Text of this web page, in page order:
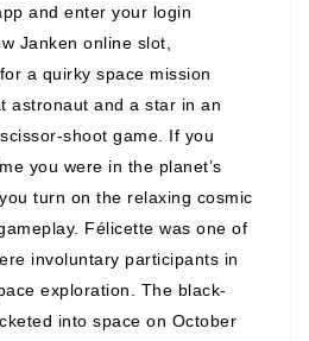
and enter your login
Janken online slot,
a quirky space mission
astronaut and a star in an
shoot game. If you
you were in the planet’s
turn on the relaxing cosmic
Félicette was one of
involuntary participants in
exploration. The black-
into space on October